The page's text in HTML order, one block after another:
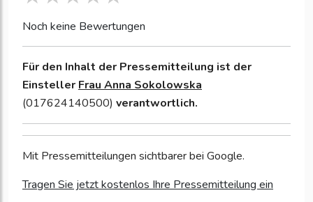
Noch keine Bewertungen
Für den Inhalt der Pressemitteilung ist der
Einsteller Frau Anna Sokolowska
(017624140500) verantwortlich.
Mit Pressemitteilungen sichtbarer bei Google.
Tragen Sie jetzt kostenlos Ihre Pressemitteilung ein